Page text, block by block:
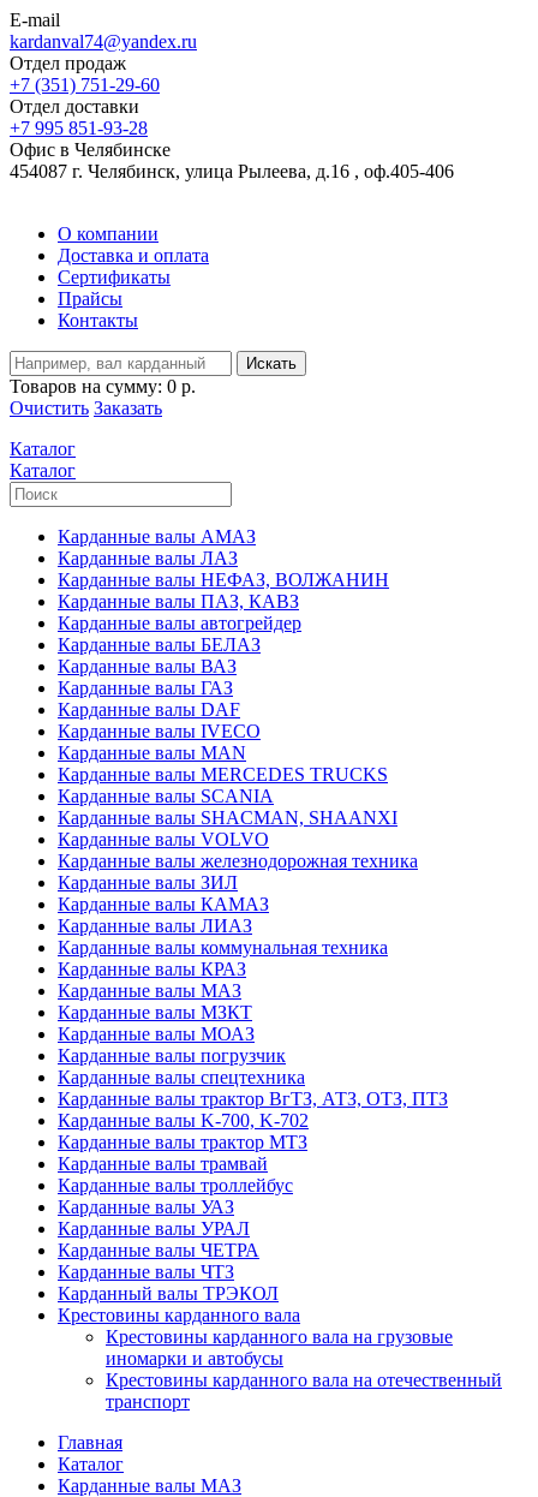
E-mail
kardanval74@yandex.ru
Отдел продаж
+7 (351) 751-29-60
Отдел доставки
+7 995 851-93-28
Офис в Челябинске
454087 г. Челябинск, улица Рылеева, д.16 , оф.405-406
О компании
Доставка и оплата
Сертификаты
Прайсы
Контакты
Искать
Товаров на сумму: 0 р.
Очистить Заказать
Каталог
Каталог
Карданные валы АМАЗ
Карданные валы ЛАЗ
Карданные валы НЕФАЗ, ВОЛЖАНИН
Карданные валы ПАЗ, КАВЗ
Карданные валы автогрейдер
Карданные валы БЕЛАЗ
Карданные валы ВАЗ
Карданные валы ГАЗ
Карданные валы DAF
Карданные валы IVECO
Карданные валы MAN
Карданные валы MERCEDES TRUCKS
Карданные валы SCANIA
Карданные валы SHACMAN, SHAANXI
Карданные валы VOLVO
Карданные валы железнодорожная техника
Карданные валы ЗИЛ
Карданные валы КАМАЗ
Карданные валы ЛИАЗ
Карданные валы коммунальная техника
Карданные валы КРАЗ
Карданные валы МАЗ
Карданные валы МЗКТ
Карданные валы МОАЗ
Карданные валы погрузчик
Карданные валы спецтехника
Карданные валы трактор ВгТЗ, АТЗ, ОТЗ, ПТЗ
Карданные валы K-700, K-702
Карданные валы трактор МТЗ
Карданные валы трамвай
Карданные валы троллейбус
Карданные валы УАЗ
Карданные валы УРАЛ
Карданные валы ЧЕТРА
Карданные валы ЧТЗ
Карданный валы ТРЭКОЛ
Крестовины карданного вала
Крестовины карданного вала на грузовые
иномарки и автобусы
Крестовины карданного вала на отечественный
транспорт
Главная
Каталог
Карданные валы МАЗ